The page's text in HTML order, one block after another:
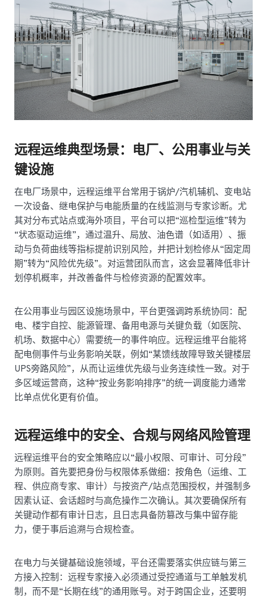
远程运维典型场景：电厂、公用事业与关
键设施
在电厂场景中，远程运维平台常用于锅炉/汽机辅机、变电站
一次设备、继电保护与电能质量的在线监测与专家诊断。尤
其对分布式站点或海外项目，平台可以把“巡检型运维”转为
“状态驱动运维”，通过温升、局放、油色谱（如适用）、振
动与负荷曲线等指标提前识别风险，并把计划检修从“固定周
期”转为“风险优先级”。对运营团队而言，这会显著降低非计
划停机概率，并改善备件与检修资源的配置效率。
在公用事业与园区设施场景中，平台更强调跨系统协同：配
电、楼宇自控、能源管理、备用电源与关键负载（如医院、
机场、数据中心）需要统一的事件响应。远程运维平台能将
配电侧事件与业务影响关联，例如“某馈线故障导致关键楼层
UPS旁路风险”，从而让运维优先级与业务连续性一致。对于
多区域运营商，这种“按业务影响排序”的统一调度能力通常
比单点优化更有价值。
远程运维中的安全、合规与网络风险管理
远程运维平台的安全策略应以“最小权限、可审计、可分段”
为原则。首先要把身份与权限体系做细：按角色（运维、工
程、供应商专家、审计）与按资产/站点范围授权，并强制多
因素认证、会话超时与高危操作二次确认。其次要确保所有
关键动作都有审计日志，且日志具备防篡改与集中留存能
力，便于事后追溯与合规检查。
在电力与关键基础设施领域，平台还需要落实供应链与第三
方接入控制：远程专家接入必须通过受控通道与工单触发机
制，而不是“长期在线”的通用账号。对于跨国企业，还要明